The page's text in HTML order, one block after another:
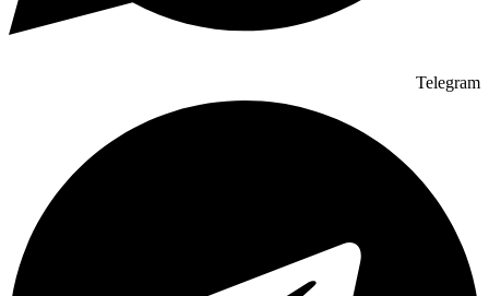
Telegram